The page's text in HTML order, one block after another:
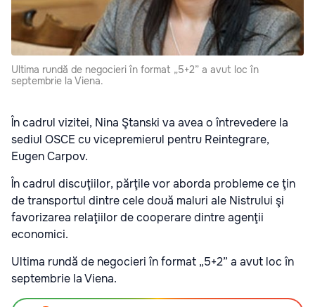
Ultima rundă de negocieri în format „5+2” a avut loc în
septembrie la Viena.
În cadrul vizitei, Nina Ştanski va avea o întrevedere la
sediul OSCE cu vicepremierul pentru Reintegrare,
Eugen Carpov.
În cadrul discuţiilor, părţile vor aborda probleme ce ţin
de transportul dintre cele două maluri ale Nistrului şi
favorizarea relaţiilor de cooperare dintre agenţii
economici.
Ultima rundă de negocieri în format „5+2” a avut loc în
septembrie la Viena.